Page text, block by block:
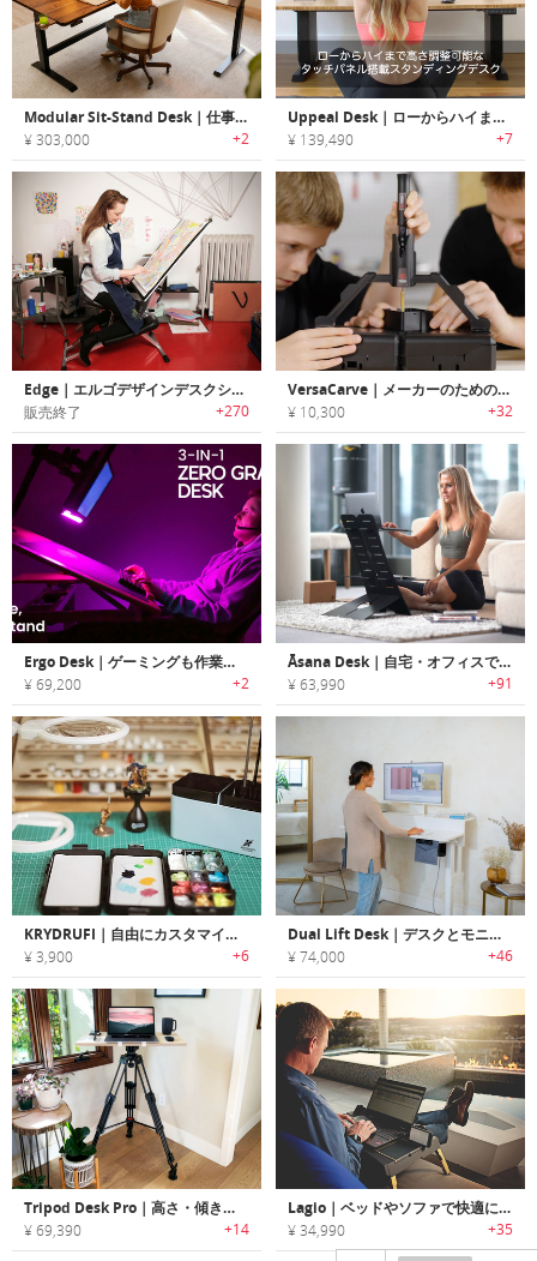
Modular Sit-Stand Desk｜仕事も、ゲームも、創造をすべてを1つに集約する究極のデスク
¥ 303,000 +2
Uppeal Desk｜ローからハイまで高さ調整可能なタッチパネル搭載スタンディングデスク「アピールデスク」
¥ 139,490 +7
Edge｜エルゴデザインデスクシステム「エッジ」
販売終了 +270
VersaCarve｜メーカーのためのオールインワン・マイクロワークショップ
¥ 10,300 +32
Ergo Desk｜ゲーミングも作業も快適！3-in-1無重力デスク
¥ 69,200 +2
Āsana Desk｜自宅・オフィスで活躍する調整可能なデスクソリューション「アサーナデスク」
¥ 63,990 +91
KRYDRUFI｜自由にカスタマイズできるモバイルアートスタジオ
¥ 3,900 +6
Dual Lift Desk｜デスクとモニターの高さを別々に調節できるスタンディングデスク
¥ 74,000 +46
Tripod Desk Pro｜高さ・傾き調整可能なポータブルな三脚スタンディングデスク
¥ 69,390 +14
Lagio｜ベッドやソファで快適にPC作業が可能なノートPCスタンド「ラギーオ」
¥ 34,990 +35